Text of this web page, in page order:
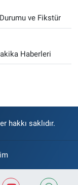
ve Fikstür
Haberleri
hakkı saklıdır.